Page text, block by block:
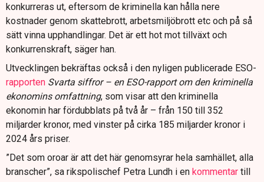
konkurreras ut, eftersom de kriminella kan hålla nere
kostnader genom skattebrott, arbetsmiljöbrott etc och på så
sätt vinna upphandlingar. Det är ett hot mot tillväxt och
konkurrenskraft, säger han.
Utvecklingen bekräftas också i den nyligen publicerade ESO-
rapporten Svarta siffror – en ESO-rapport om den kriminella
ekonomins omfattning, som visar att den kriminella
ekonomin har fördubblats på två år – från 150 till 352
miljarder kronor, med vinster på cirka 185 miljarder kronor i
2024 års priser.
”Det som oroar är att det här genomsyrar hela samhället, alla
branscher”, sa rikspolischef Petra Lundh i en kommentar till